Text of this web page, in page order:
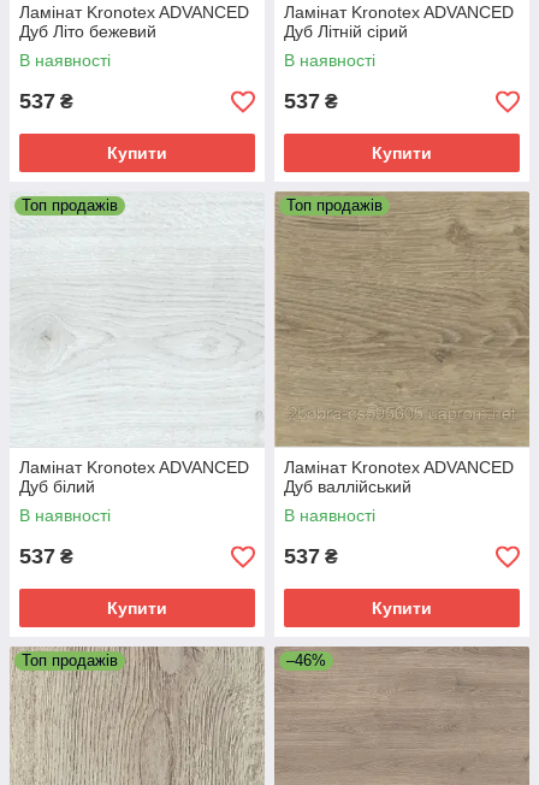
Ламінат Kronotex ADVANCED
Дуб Літо бежевий
В наявності
537 ₴
Купити
Ламінат Kronotex ADVANCED
Дуб Літній сірий
В наявності
537 ₴
Купити
Топ продажів
Ламінат Kronotex ADVANCED
Дуб білий
В наявності
537 ₴
Купити
Топ продажів
Ламінат Kronotex ADVANCED
Дуб валлійський
В наявності
537 ₴
Купити
Топ продажів –46%